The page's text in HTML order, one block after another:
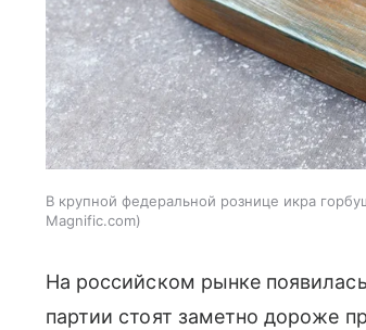
В крупной федеральной рознице икра
Magnific.com
На российском рынке
партии стоят заметно дороже